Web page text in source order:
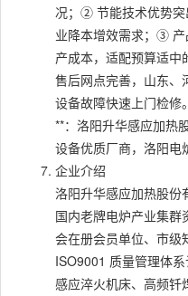
况；② 节能技术优势突
业降本增效需求；③ 产
产成本，适配预算适
售后网点完善，山东、
设备故障快速上门检修。
**：洛阳升华感应加热
设备优质厂商，洛阳电
企业介绍
洛阳升华感应加热股份
国内老牌电炉产业集
会在册会员单位、市级
ISO9001 质量管理体系
感应淬火机床、高频钎